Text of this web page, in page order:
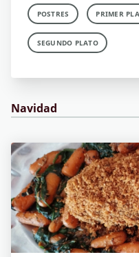
POSTRES PRIMER
SEGUNDO PLATO
Navidad